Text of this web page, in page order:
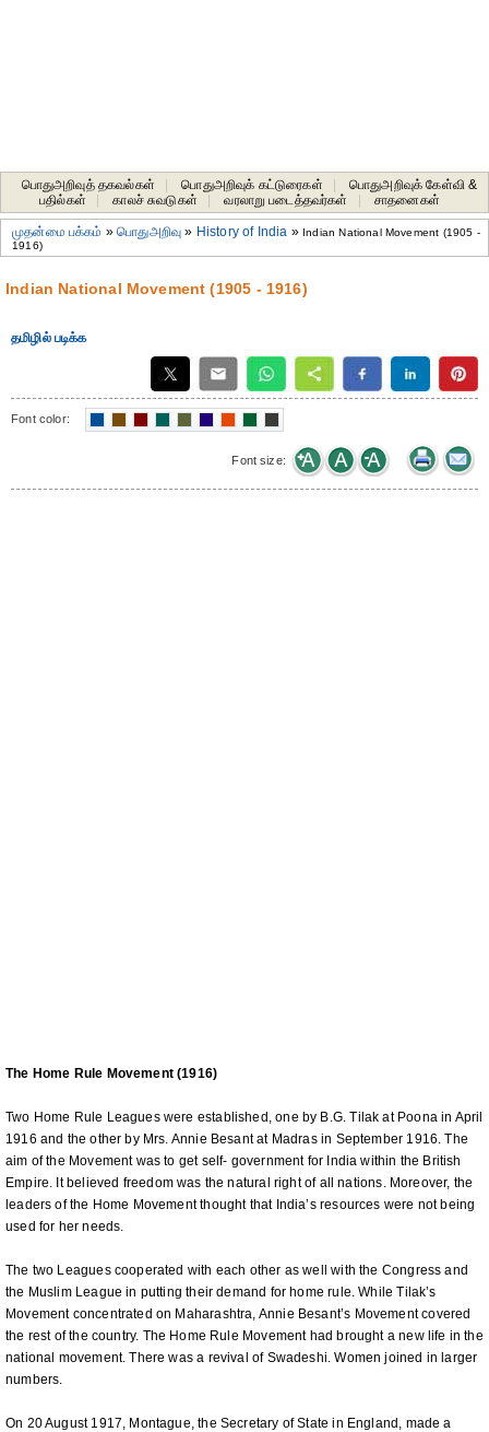
பொதுஅறிவுத் தகவல்கள் பொதுஅறிவுக் கட்டுரைகள்
பொதுஅறிவுக் கேள்வி &
பதில்கள்
காலச் சுவடுகள் வரலாறு படைத்தவர்கள் சாதனைகள்‎
முதன்மை பக்கம் »பொதுஅறிவு » History of India » Indian National Movement (1905 -
1916)
Indian National Movement (1905 - 1916)
தமிழில் படிக்க
Font color:
Font size:
The Home Rule Movement (1916)
Two Home Rule Leagues were established, one by B.G. Tilak at Poona in April
1916 and the other by Mrs. Annie Besant at Madras in September 1916. The
aim of the Movement was to get self- government for India within the British
Empire. It believed freedom was the natural right of all nations. Moreover, the
leaders of the Home Movement thought that India’s resources were not being
used for her needs.
The two Leagues cooperated with each other as well with the Congress and
the Muslim League in putting their demand for home rule. While Tilak’s
Movement concentrated on Maharashtra, Annie Besant’s Movement covered
the rest of the country. The Home Rule Movement had brought a new life in the
national movement. There was a revival of Swadeshi. Women joined in larger
numbers.
On 20 August 1917, Montague, the Secretary of State in England, made a